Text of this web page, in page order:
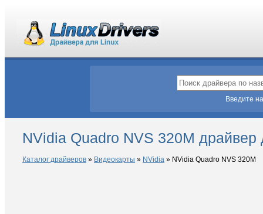
Введите
NVidia Quadro NVS 320M драйвер
Каталог драйверов » Видеокарты » NVidia » NVidia Quadro NVS 320M